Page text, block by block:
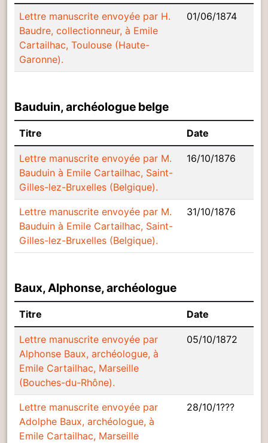
Lettre manuscrite envoyée par H.
Baudre, collectionneur, à Emile
Cartailhac, Toulouse (Haute-
Garonne).
01/06/1874
Bauduin, archéologue belge
Titre Date
Lettre manuscrite envoyée par M.
Bauduin à Emile Cartailhac, Saint-
Gilles-lez-Bruxelles (Belgique).
16/10/1876
Lettre manuscrite envoyée par M.
Bauduin à Emile Cartailhac, Saint-
Gilles-lez-Bruxelles (Belgique).
31/10/1876
Baux, Alphonse, archéologue
Titre Date
Lettre manuscrite envoyée par
Alphonse Baux, archéologue, à
Emile Cartailhac, Marseille
(Bouches-du-Rhône).
05/10/1872
Lettre manuscrite envoyée par
Adolphe Baux, archéologue, à
Emile Cartailhac, Marseille
28/10/1???